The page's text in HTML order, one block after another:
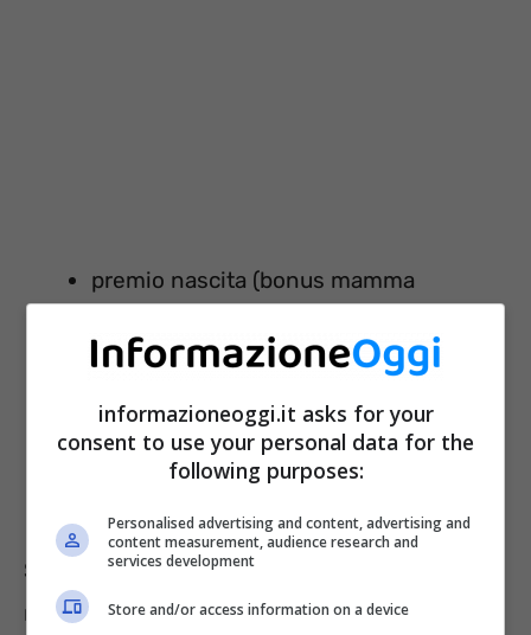
premio nascita (bonus mamma
bonus tre figli;
bonus bebè (assegno di natalità);
ANF e detrazioni per i figli a carico al di
Saranno soprattutto questi ultimi a subire una
rilevante cambiamento. Infatti, a partire dallo
informazioneoggi.it asks for your
consent to use your personal data for the
following purposes:
Personalised advertising and content, advertising and
content measurement, audience research and
services development
Store and/or access information on a device